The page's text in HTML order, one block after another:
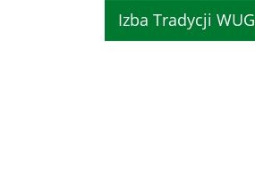
Izba Tradycji WUG